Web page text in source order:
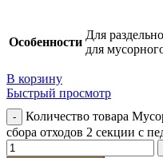
Особенности
Для
для
В корзину
Быстрый просмотр
Количество товара
сбора отходов 2 секции с